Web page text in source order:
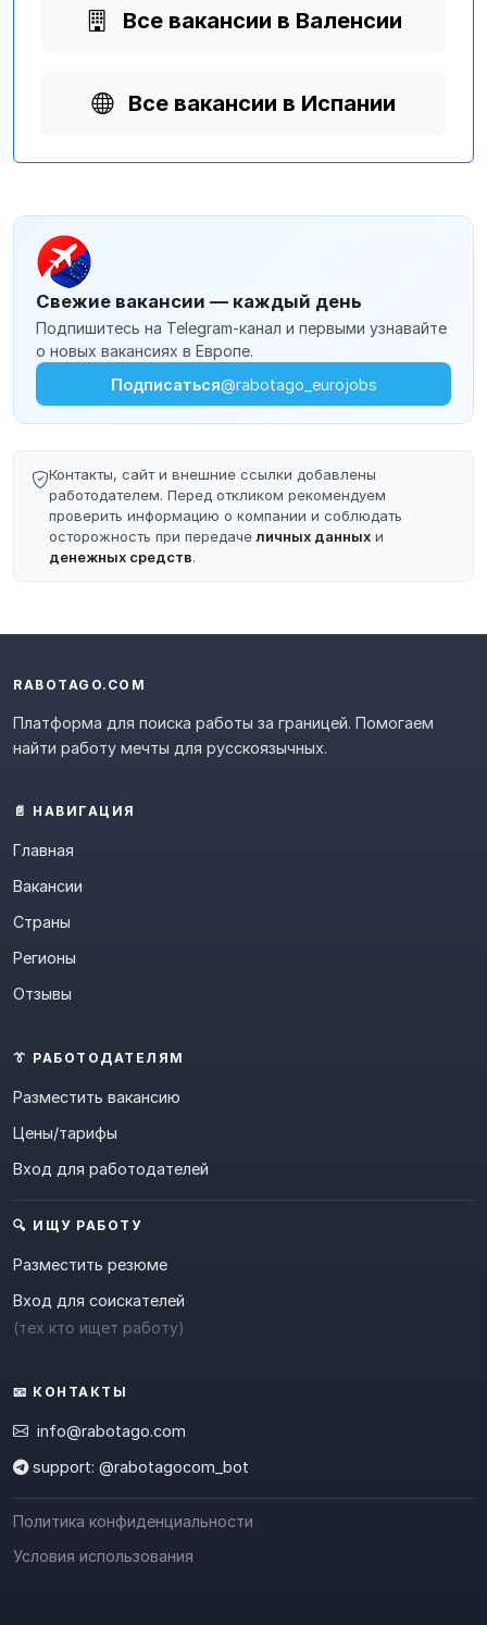
Все вакансии в Валенсии
Все вакансии в Испании
Свежие вакансии — каждый день
Подпишитесь на Telegram-канал и первыми узнавайте
о новых вакансиях в Европе.
Подписаться@rabotago_eurojobs
Контакты, сайт и внешние ссылки добавлены
работодателем. Перед откликом рекомендуем
проверить информацию о компании и соблюдать
осторожность при передачеличных данных и
денежных средств.
RABOTAGO.COM
Платформа для поиска работы за границей. Помогаем
найти работу мечты для русскоязычных.
📄 НАВИГАЦИЯ
Главная
Вакансии
Страны
Регионы
Отзывы
👔 РАБОТОДАТЕЛЯМ
Разместить вакансию
Цены/тарифы
Вход для работодателей
🔍 ИЩУ РАБОТУ
Разместить резюме
Вход для соискателей
(тех кто ищет работу)
📧 КОНТАКТЫ
info@rabotago.com
support: @rabotagocom_bot
Политика конфиденциальности
Условия использования